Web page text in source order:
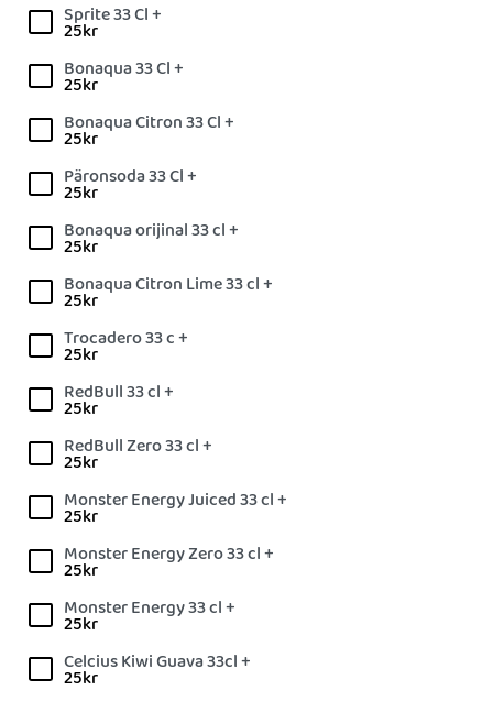
Sprite 33 Cl +
25kr
Bonaqua 33 Cl +
25kr
Bonaqua Citron 33 Cl +
25kr
Päronsoda 33 Cl +
25kr
Bonaqua orijinal 33 cl +
25kr
Bonaqua Citron Lime 33 cl +
25kr
Trocadero 33 c +
25kr
RedBull 33 cl +
25kr
RedBull Zero 33 cl +
25kr
Monster Energy Juiced 33 cl +
25kr
Monster Energy Zero 33 cl +
25kr
Monster Energy 33 cl +
25kr
Celcius Kiwi Guava 33cl +
25kr